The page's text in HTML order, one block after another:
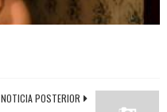
NOTICIA POSTERIOR